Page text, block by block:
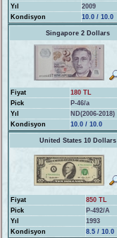
Yıl
2009
Kondisyon
10.0 / 10.0
Singapore 2 Dollars
Fiyat
180 TL
Pick
P-46/a
Yıl
ND(2006-2018)
Kondisyon
10.0 / 10.0
United States 10 Dollars
Fiyat
850 TL
Pick
P-492/A
Yıl
1993
Kondisyon
8.5 / 10.0